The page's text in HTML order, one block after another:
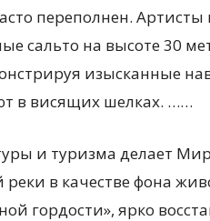
переполнен.
сальто на высоте 30
изысканные
в висящих шелках. ……
и туризма делает
реки в качестве фона
гордости», ярко